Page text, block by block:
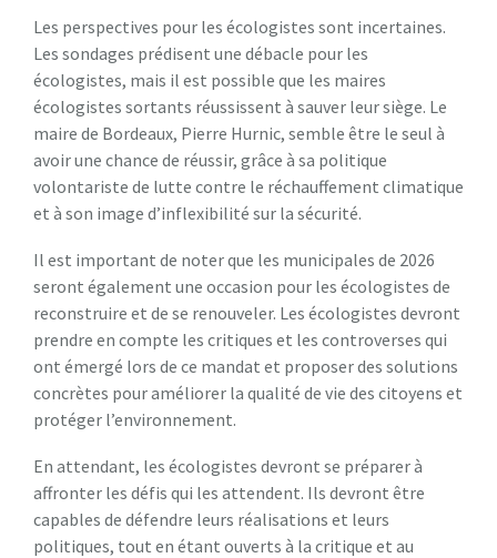
Les perspectives pour les écologistes sont incertaines.
Les sondages prédisent une débacle pour les
écologistes, mais il est possible que les maires
écologistes sortants réussissent à sauver leur siège. Le
maire de Bordeaux, Pierre Hurnic, semble être le seul à
avoir une chance de réussir, grâce à sa politique
volontariste de lutte contre le réchauffement climatique
et à son image d’inflexibilité sur la sécurité.
Il est important de noter que les municipales de 2026
seront également une occasion pour les écologistes de
reconstruire et de se renouveler. Les écologistes devront
prendre en compte les critiques et les controverses qui
ont émergé lors de ce mandat et proposer des solutions
concrètes pour améliorer la qualité de vie des citoyens et
protéger l’environnement.
En attendant, les écologistes devront se préparer à
affronter les défis qui les attendent. Ils devront être
capables de défendre leurs réalisations et leurs
politiques, tout en étant ouverts à la critique et au